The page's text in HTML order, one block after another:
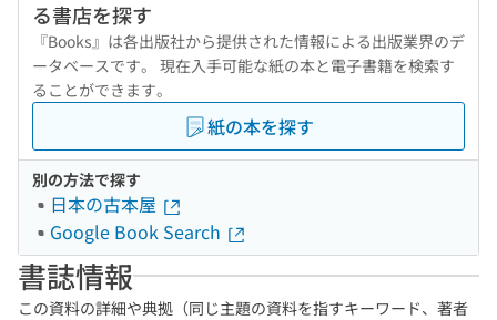
る書店を探す
『Books』は各出版社から提供された情報による出版業界のデ
ータベースです。 現在入手可能な紙の本と電子書籍を検索す
ることができます。
紙の本を探す
別の方法で探す
日本の古本屋
Google Book Search
書誌情報
この資料の詳細や典拠（同じ主題の資料を指すキーワード、著者